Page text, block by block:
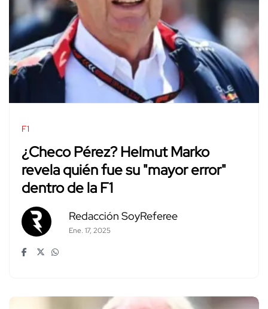
F1
¿Checo Pérez? Helmut Marko
revela quién fue su "mayor error"
dentro de la F1
Redacción SoyReferee
Ene. 17, 2025